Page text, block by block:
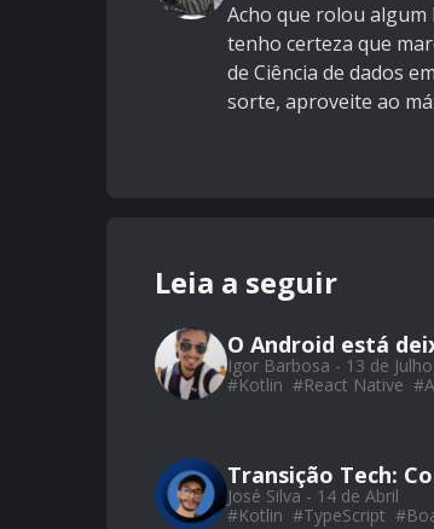
Acho que rolou algum
tenho certeza que
de Ciência de dados
sorte, aproveite ao
Leia a seguir
O Android está
Igor Barbosa - 13 de Julho
#Kotlin #React Native #
Transição Tech:
José Silva - 14 de Abril
#Kotlin #TypeScript #